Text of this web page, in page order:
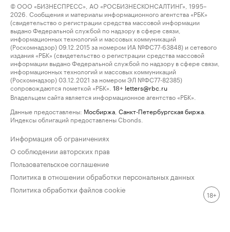
© ООО «БИЗНЕСПРЕСС», АО «РОСБИЗНЕСКОНСАЛТИНГ», 1995–
2026. Сообщения и материалы информационного агентства «РБК»
(свидетельство о регистрации средства массовой информации
выдано Федеральной службой по надзору в сфере связи,
информационных технологий и массовых коммуникаций
(Роскомнадзор) 09.12.2015 за номером ИА №ФС77-63848) и сетевого
издания «РБК» (свидетельство о регистрации средства массовой
информации выдано Федеральной службой по надзору в сфере связи,
информационных технологий и массовых коммуникаций
(Роскомнадзор) 03.12.2021 за номером ЭЛ №ФС77-82385)
сопровождаются пометкой «РБК».
18+ letters@rbc.ru
Владельцем сайта является информационное агентство «РБК».
Данные предоставлены: Мосбиржа Санкт-Петербургская биржа
Индексы облигаций предоставлены Cbonds.
Информация об ограничениях
О соблюдении авторских прав
Пользовательское соглашение
Политика в отношении обработки персональных данных
Политика обработки файлов cookie
18+